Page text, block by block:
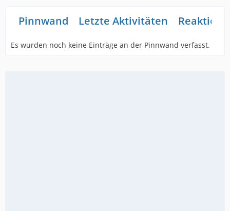
Pinnwand Letzte Aktivitäten
Es wurden noch keine Einträge an der Pinnwand verfasst.